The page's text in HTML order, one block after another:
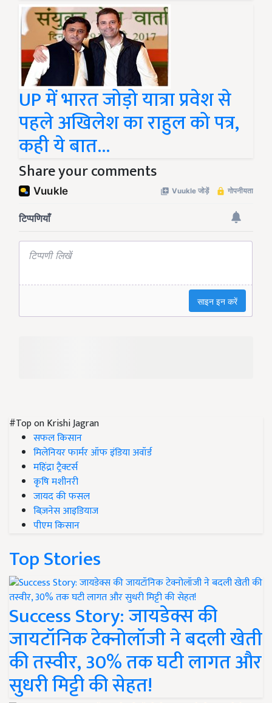
UP में भारत जोड़ो यात्रा प्रवेश से
पहले अखिलेश का राहुल को पत्र,
कही ये बात...
Share your comments
#Top on Krishi Jagran
सफल किसान
मिलेनियर फार्मर ऑफ इंडिया अवॉर्ड
महिंद्रा ट्रैक्टर्स
कृषि मशीनरी
जायद की फसल
बिज़नेस आइडियाज
पीएम किसान
Top Stories
Success Story: जायडेक्स की
जायटॉनिक टेक्नोलॉजी ने बदली खेती
की तस्वीर, 30% तक घटी लागत और
सुधरी मिट्टी की सेहत!